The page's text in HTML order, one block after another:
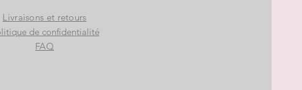
Livraisons et retours
de confidentialité
FAQ